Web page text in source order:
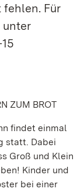
Für
unter
ZUM BROT
findet einmal
statt. Dabei
Groß und Klein
Kinder und
bei einer